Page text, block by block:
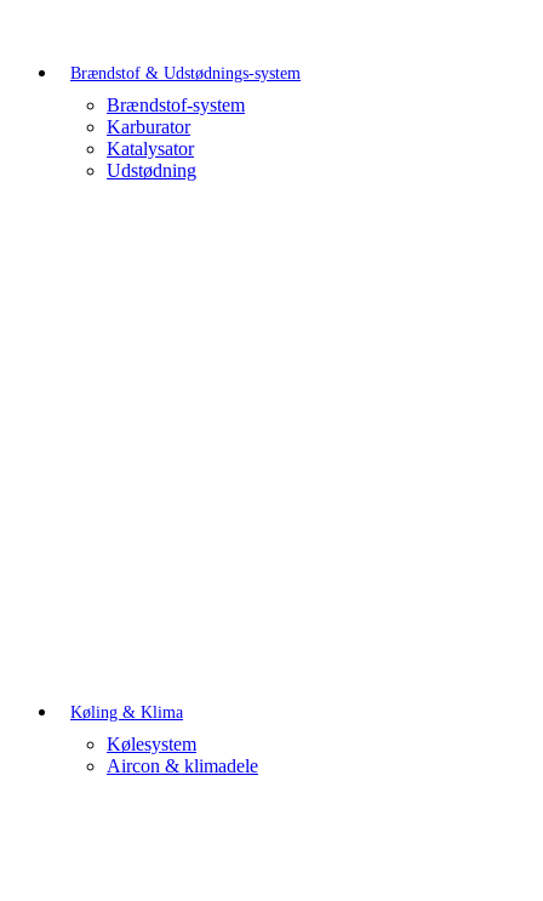
Brændstof & Udstødnings-system
Brændstof-system
Karburator
Katalysator
Udstødning
Køling & Klima
Kølesystem
Aircon & klimadele